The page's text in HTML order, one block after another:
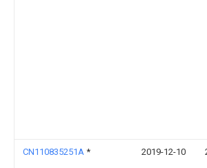
CN110835251A * 2019-12-10